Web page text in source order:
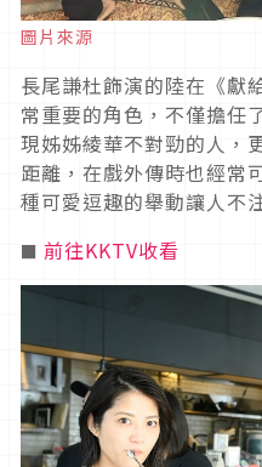
圖片來源
長尾謙杜飾演的陸在《獻
常重要的角色，不僅擔任
現姊姊綾華不對勁的人，
距離，在戲外傳時也經常
種可愛逗趣的舉動讓人不
■ 前往KKTV收看